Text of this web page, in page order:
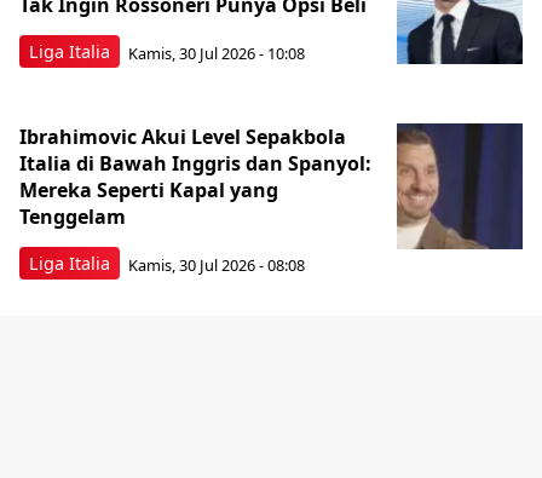
Liga Italia Kamis, 30 Jul 2026 - 10:08
Liga Italia
Ibrahimovic Akui Level Sepakbola
Italia di Bawah Inggris dan Spanyol:
Mereka Seperti Kapal yang
Tenggelam
Kamis, 30 Jul 2026 - 08:08